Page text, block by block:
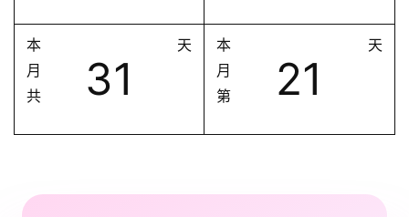
本
月
共
31
天
本
月
第
21
天